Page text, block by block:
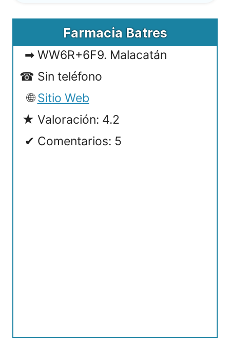
Farmacia Batres
WW6R+6F9. Malacatán
Sin teléfono
Sitio Web
Valoración: 4.2
Comentarios: 5